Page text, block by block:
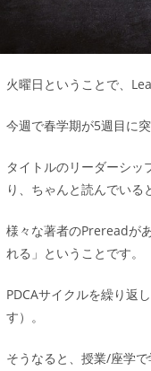
火曜日ということで、
今週で春学期が5週目に
タイトルのリーダーシ
り、ちゃんと読んでいる
様々な著者のPrereadが
れる」ということです。
PDCAサイクルを繰り返
す）。
そうなると、授業/座学